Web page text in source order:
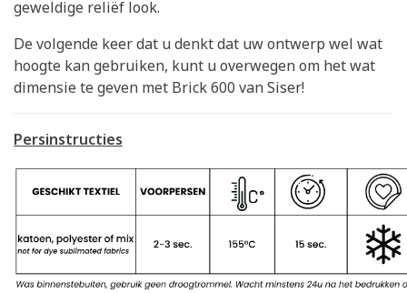
geweldige reliëf look.
De volgende keer dat u denkt dat uw ontwerp wel wat
hoogte kan gebruiken, kunt u overwegen om het wat
dimensie te geven met Brick 600 van Siser!
Persinstructies